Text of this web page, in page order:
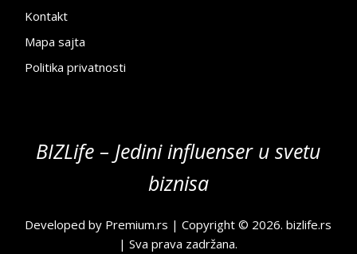
Kontakt
Mapa sajta
Politika privatnosti
BIZLife – Jedini influenser u svetu
biznisa
Developed by Premium.rs | Copyright © 2026.bizlife.rs
| Sva prava zadržana.